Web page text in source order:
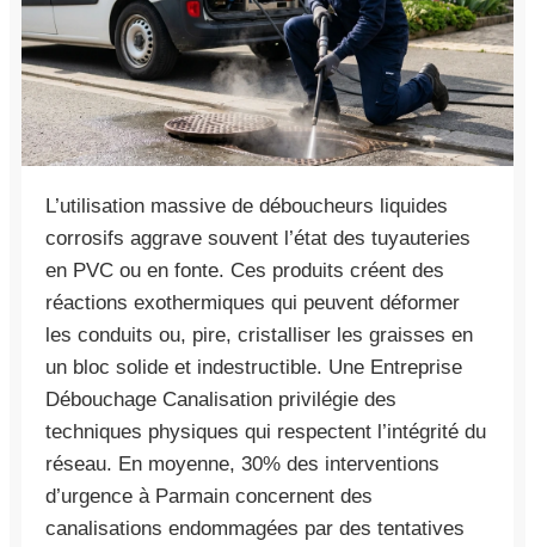
L’utilisation massive de déboucheurs liquides
corrosifs aggrave souvent l’état des tuyauteries
en PVC ou en fonte. Ces produits créent des
réactions exothermiques qui peuvent déformer
les conduits ou, pire, cristalliser les graisses en
un bloc solide et indestructible. Une Entreprise
Débouchage Canalisation privilégie des
techniques physiques qui respectent l’intégrité du
réseau. En moyenne, 30% des interventions
d’urgence à Parmain concernent des
canalisations endommagées par des tentatives